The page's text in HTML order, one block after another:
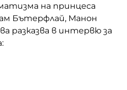
на принцеса
Бътерфлай, Манон
разказва в интервю за